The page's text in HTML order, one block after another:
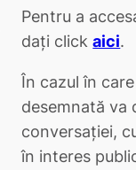
Pentru a
dați clickaici.
În cazul în
desemnată va
conversaţiei,
în interes